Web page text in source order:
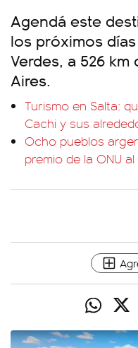
Agendá este
los próximos
Verdes, a 526
Aires.
Turismo en Salta:
Cachi y sus
Ocho pueblos
premio de la ONU